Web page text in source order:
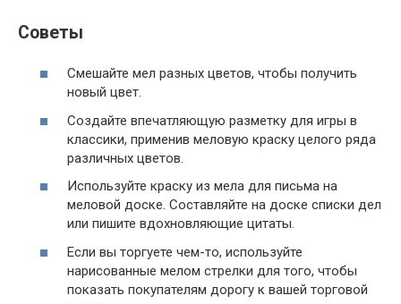
Советы
Смешайте мел разных цветов, чтобы получить
новый цвет.
Создайте впечатляющую разметку для игры в
классики, применив меловую краску целого ряда
различных цветов.
Используйте краску из мела для письма на
меловой доске. Составляйте на доске списки дел
или пишите вдохновляющие цитаты.
Если вы торгуете чем-то, используйте
нарисованные мелом стрелки для того, чтобы
показать покупателям дорогу к вашей торговой